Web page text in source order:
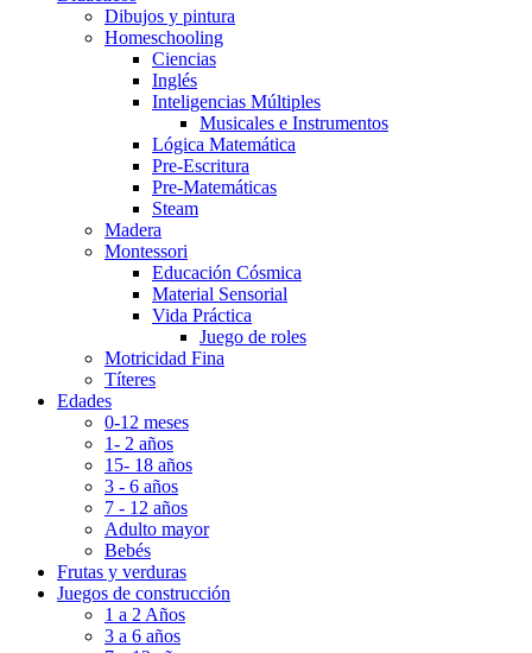
Dibujos y pintura
Homeschooling
Ciencias
Inglés
Inteligencias Múltiples
Musicales e Instrumentos
Lógica Matemática
Pre-Escritura
Pre-Matemáticas
Steam
Madera
Montessori
Educación Cósmica
Material Sensorial
Vida Práctica
Juego de roles
Motricidad Fina
Títeres
Edades
0-12 meses
1- 2 años
15- 18 años
3 - 6 años
7 - 12 años
Adulto mayor
Bebés
Frutas y verduras
Juegos de construcción
1 a 2 Años
3 a 6 años